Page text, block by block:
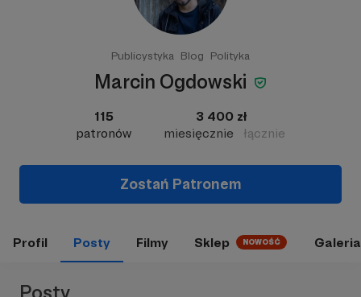
Publicystyka Blog Polityka
Marcin Ogdowski
115
patronów
3 400 zł
miesięcznie
łącznie
Zostań Patronem
Profil Posty Filmy Sklep NOWOŚĆ Galeria